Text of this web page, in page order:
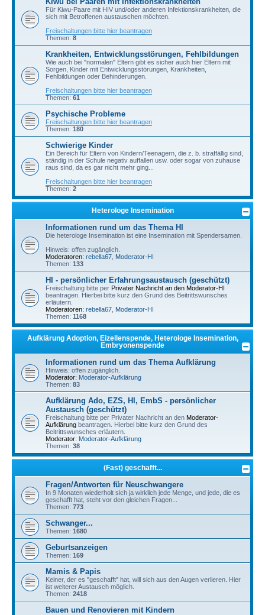
Für Kiwu-Paare mit HIV und/oder anderen Infektionskrankheiten, die
sich mit Betroffenen austauschen möchten.
Freischaltungen bitte hier beantragen
Themen: 8
Krankheiten, Entwicklungsstörungen, Fehlbildungen
Wie auch bei "normalen" Eltern gibt es sicher auch hier Eltern mit
Sorgen, Kinder mit Entwicklungsstörungen, Krankheiten,
Fehlbildungen oder Behinderungen.
Freischaltungen bitte hier beantragen
Themen: 61
Psychische Probleme
Freischaltungen bitte hier beantragen
Themen: 180
Schwierige Kinder
Ein Bereich für Eltern von Kindern/Teenagern, die z. b. straffällig sind,
ständig in der Schule negativ auffallen usw. oder sogar von zuhause
raus sind, da es gar nicht mehr ging...
Freischaltungen bitte hier beantragen
Themen: 2
Heterologe Insemination
Informationen rund um das Thema HI
Die heterologe Insemination ist eine Insemination mit Spendersamen.
Hinweis: offen zugänglich.
Moderatoren: rebella67 Moderator-HI
Themen: 133
HI - persönlicher Erfahrungsaustausch (geschützt)
Freischaltung bitte per Privater Nachricht an den Moderator-HI
beantragen. Hierbei bitte kurz den Grund des Beitrittswunsches
erläutern.
Moderatoren: rebella67 Moderator-HI
Themen: 1168
Aufklärung Adoption, Eizellenspende, Heterologe Insemination,
Embryonenspende
Informationen rund um das Thema Aufklärung
Hinweis: offen zugänglich.
Moderator: Moderator-Aufklärung
Themen: 83
Aufklärung Ado, EZS, HI, EmbS - persönlicher
Austausch (geschützt)
Freischaltung bitte per Privater Nachricht an den Moderator-
Aufklärung beantragen. Hierbei bitte kurz den Grund des
Beitrittswunsches erläutern.
Moderator: Moderator-Aufklärung
Themen: 38
(Fast) geschafft...
Fragen/Antworten für Neuschwangere
In 9 Monaten wiederholt sich ja wirklich jede Menge, und jede, die es
geschafft hat, steht vor den gleichen Fragen...
Themen: 773
Schwanger...
Themen: 1680
Geburtsanzeigen
Themen: 169
Mamis & Papis
Keiner, der es "geschafft" hat, will sich aus den Augen verlieren. Hier
ist weiterer Austausch möglich.
Themen: 2418
Bauen und Renovieren mit Kindern